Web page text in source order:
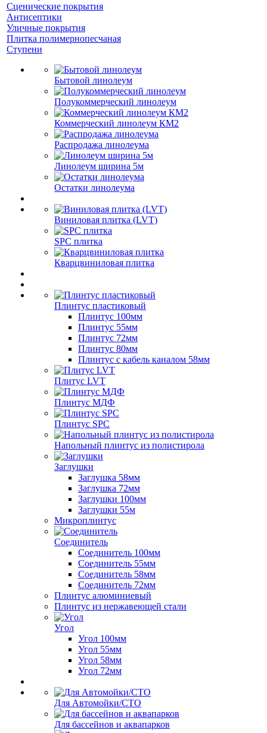
Сценические покрытия
Антисептики
Уличные покрытия
Плитка полимернопесчаная
Ступени
Бытовой линолеум
Полукоммерческий линолеум
Коммерческий линолеум КМ2
Распродажа линолеума
Линолеум ширина 5м
Остатки линолеума
Виниловая плитка (LVT)
SPC плитка
Кварцвиниловая плитка
Плинтус пластиковый
Плинтус 100мм
Плинтус 55мм
Плинтус 72мм
Плинтус 80мм
Плинтус с кабель каналом 58мм
Плитус LVT
Плинтус МДФ
Плинтус SPC
Напольный плинтус из полистирола
Заглушки
Заглушка 58мм
Заглушка 72мм
Заглушки 100мм
Заглушки 55м
Микроплинтус
Соединитель
Соединитель 100мм
Соединитель 55мм
Соединитель 58мм
Соединитель 72мм
Плинтус алюминиевый
Плинтус из нержавеющей стали
Угол
Угол 100мм
Угол 55мм
Угол 58мм
Угол 72мм
Для Автомойки/СТО
Для бассейнов и аквапарков